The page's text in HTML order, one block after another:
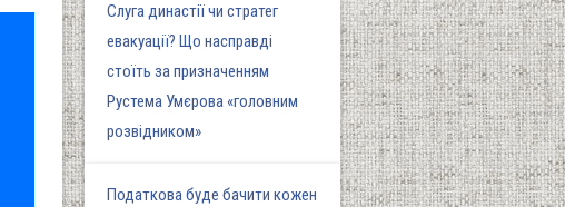
Слуга династії чи стратег
евакуації? Що насправді
стоїть за призначенням
Рустема Умєрова «головним
розвідником»
Податкова буде бачити кожен